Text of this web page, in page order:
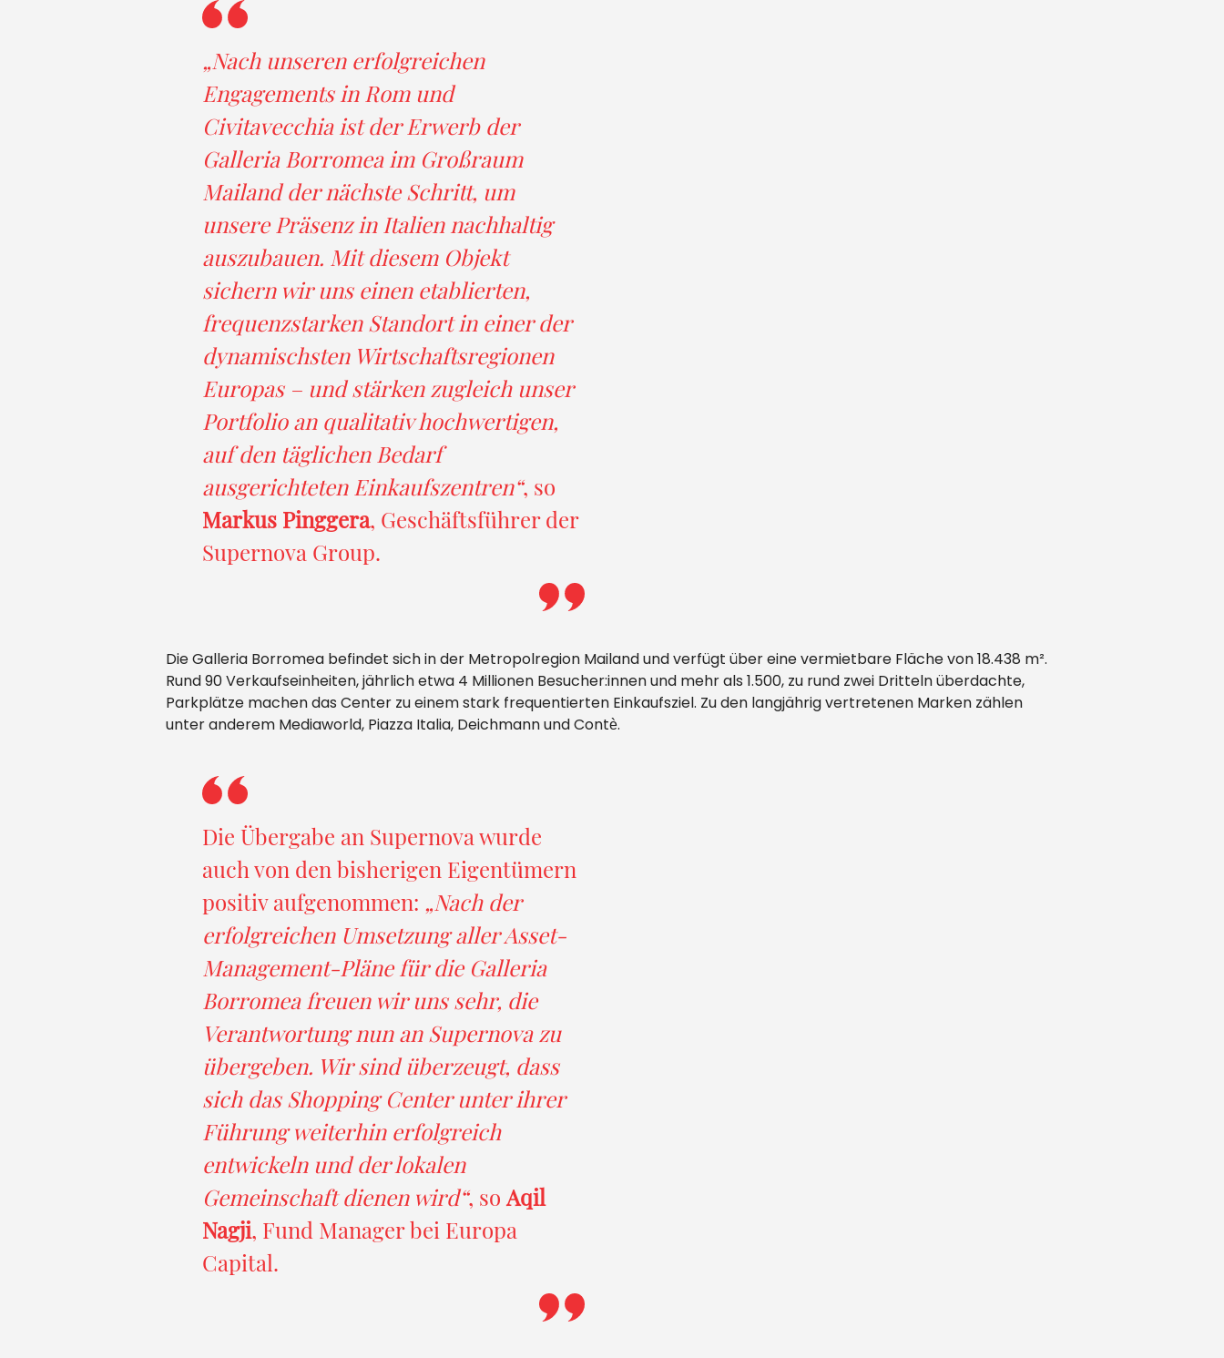
„Nach unseren erfolgreichen
Engagements in Rom und
Civitavecchia ist der Erwerb der
Galleria Borromea im Großraum
Mailand der nächste Schritt, um
unsere Präsenz in Italien nachhaltig
auszubauen. Mit diesem Objekt
sichern wir uns einen etablierten,
frequenzstarken Standort in einer der
dynamischsten Wirtschaftsregionen
Europas – und stärken zugleich unser
Portfolio an qualitativ hochwertigen,
auf den täglichen Bedarf
ausgerichteten Einkaufszentren“, so
Markus Pinggera, Geschäftsführer der
Supernova Group.
Die Galleria Borromea befindet sich in der Metropolregion Mailand und verfügt über eine vermietbare Fläche von 18.438 m².
Rund 90 Verkaufseinheiten, jährlich etwa 4 Millionen Besucher:innen und mehr als 1.500, zu rund zwei Dritteln überdachte,
Parkplätze machen das Center zu einem stark frequentierten Einkaufsziel. Zu den langjährig vertretenen Marken zählen
unter anderem Mediaworld, Piazza Italia, Deichmann und Contè.
Die Übergabe an Supernova wurde
auch von den bisherigen Eigentümern
positiv aufgenommen: „Nach der
erfolgreichen Umsetzung aller Asset-
Management-Pläne für die Galleria
Borromea freuen wir uns sehr, die
Verantwortung nun an Supernova zu
übergeben. Wir sind überzeugt, dass
sich das Shopping Center unter ihrer
Führung weiterhin erfolgreich
entwickeln und der lokalen
Gemeinschaft dienen wird“, so Aqil
Nagji, Fund Manager bei Europa
Capital.